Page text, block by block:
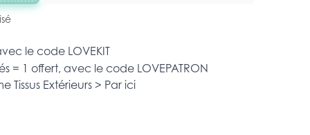
le code LOVEKIT
= 1 offert, avec le code LOVEPATRON
Tissus Extérieurs > Par ici